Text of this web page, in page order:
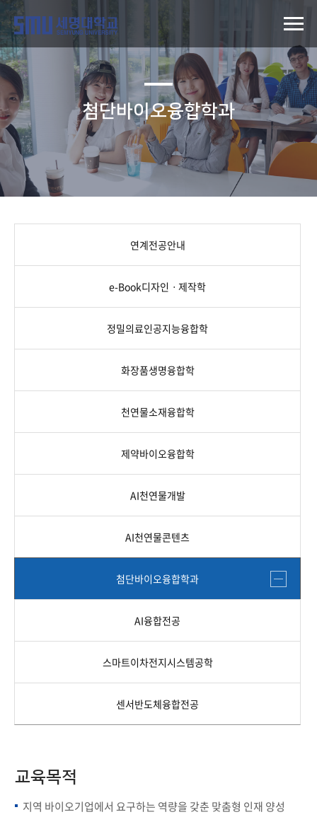
첨단바이오융합학과
연계전공안내
e-Book디자인ㆍ제작학
정밀의료인공지능융합학
화장품생명융합학
천연물소재융합학
제약바이오융합학
AI천연물개발
AI천연물콘텐츠
첨단바이오융합학과
AI융합전공
스마트이차전지시스템공학
센서반도체융합전공
교육목적
지역 바이오기업에서 요구하는 역량을 갖춘 맞춤형 인재 양성